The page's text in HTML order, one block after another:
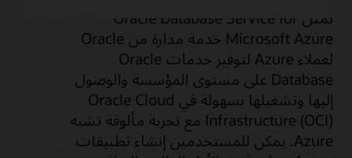
تمثل Oracle Database Service for
Microsoft Azure خدمة مدارة من Oracle
لعملاء Azure لتوفير خدمات Oracle
Database على مستوى المؤسسة والوصول
إليها وتشغيلها بسهولة في Oracle Cloud
Infrastructure (OCI) مع تجربة مألوفة تشبه
Azure. يمكن للمستخدمين إنشاء تطبيقات